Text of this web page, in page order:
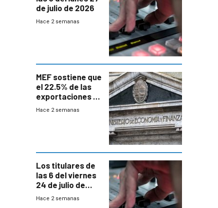
de julio de 2026
Hace 2 semanas
MEF sostiene que
el 22.5% de las
exportaciones a
EE.UU se verán
Hace 2 semanas
Los titulares de
las 6 del viernes
24 de julio de
2026
Hace 2 semanas